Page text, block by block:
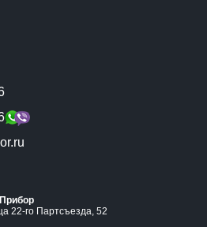
22-го Партсъезда, 52